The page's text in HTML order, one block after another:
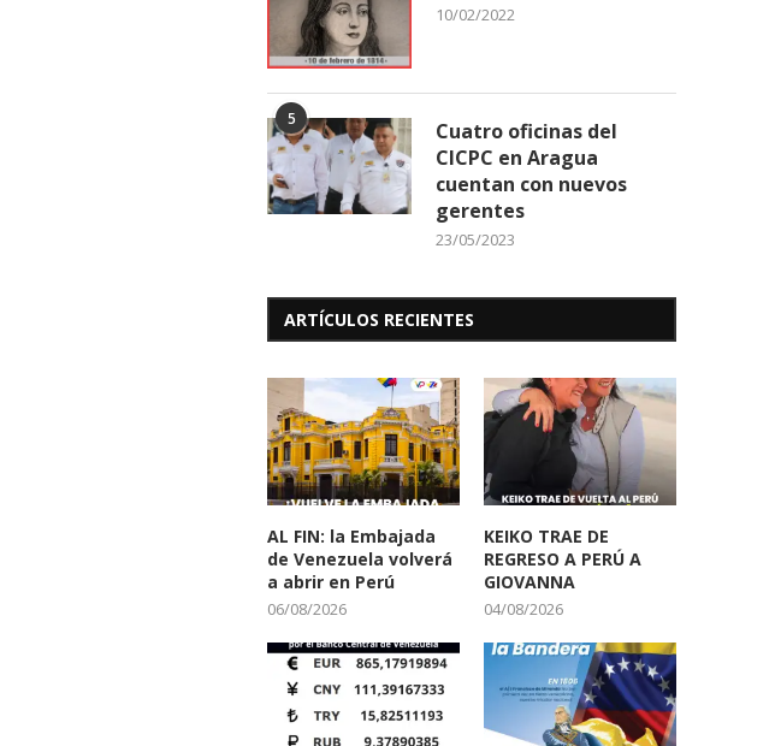
10/02/2022
5
Cuatro oficinas del
CICPC en Aragua
cuentan con nuevos
gerentes
23/05/2023
ARTÍCULOS RECIENTES
AL FIN: la Embajada
de Venezuela volverá
a abrir en Perú
06/08/2026
KEIKO TRAE DE
REGRESO A PERÚ A
GIOVANNA
04/08/2026